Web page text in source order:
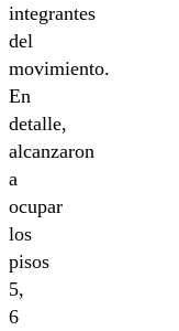
integrantes
del
movimiento.
En
detalle,
alcanzaron
a
ocupar
los
pisos
5,
6